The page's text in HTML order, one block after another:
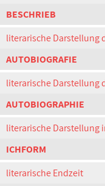
BESCHRIEB
literarische Darstellung
AUTOBIOGRAFIE
literarische Darstellung
AUTOBIOGRAPHIE
literarische Darstellung
ICHFORM
literarische Endzeit